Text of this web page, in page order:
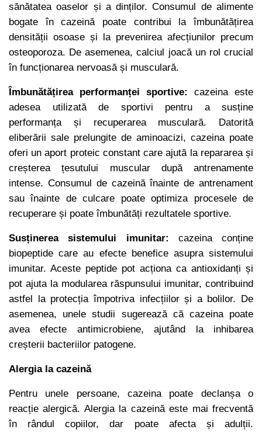
sănătatea oaselor și a dinților. Consumul de alimente
bogate în cazeină poate contribui la îmbunătățirea
densității osoase și la prevenirea afecțiunilor precum
osteoporoza. De asemenea, calciul joacă un rol crucial
în funcționarea nervoasă și musculară.
Îmbunătățirea performanței sportive: cazeina este
adesea utilizată de sportivi pentru a susține
performanța și recuperarea musculară. Datorită
eliberării sale prelungite de aminoacizi, cazeina poate
oferi un aport proteic constant care ajută la repararea și
creșterea țesutului muscular după antrenamente
intense. Consumul de cazeină înainte de antrenament
sau înainte de culcare poate optimiza procesele de
recuperare și poate îmbunătăți rezultatele sportive.
Susținerea sistemului imunitar: cazeina conține
biopeptide care au efecte benefice asupra sistemului
imunitar. Aceste peptide pot acționa ca antioxidanți și
pot ajuta la modularea răspunsului imunitar, contribuind
astfel la protecția împotriva infecțiilor și a bolilor. De
asemenea, unele studii sugerează că cazeina poate
avea efecte antimicrobiene, ajutând la inhibarea
creșterii bacteriilor patogene.
Alergia la cazeină
Pentru unele persoane, cazeina poate declanșa o
reacție alergică. Alergia la cazeină este mai frecventă
în rândul copiilor, dar poate afecta și adulții.